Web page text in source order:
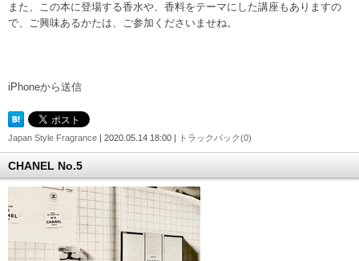
また、この本に登場する香水や、香料をテーマにした講座もありますの
で、ご興味あるかたは、ご参加くださいませね。
iPhoneから送信
Japan Style Fragrance | 2020.05.14 18:00 | トラックバック(0)
CHANEL No.5